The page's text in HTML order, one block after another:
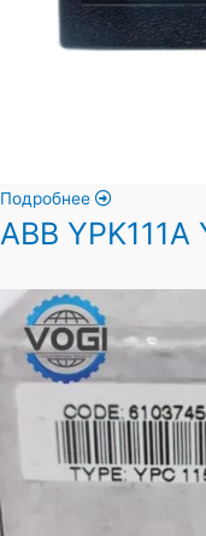
Подробнее
ABB